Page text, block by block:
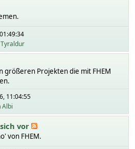
Tyraldur
größeren Projekten die mit FHEM
11:04:55
Albi
vor
von FHEM.